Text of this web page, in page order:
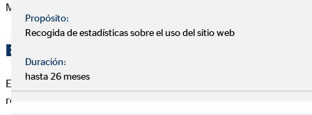
Martín.
Exclusión de responsabilidad
Edgar Aguado Martín excluye sin reservas toda
responsabilidad por pérdidas o daños de cualquier tipo, ya sea
Propósito:
Recogida de estadísticas sobre el uso del sitio web
Duración:
hasta 26 meses